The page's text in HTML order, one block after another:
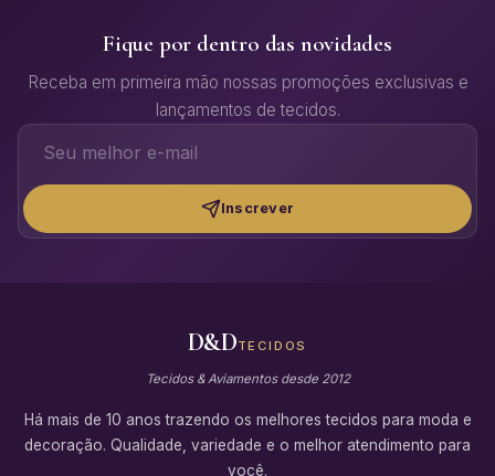
Fique por dentro das novidades
Receba em primeira mão nossas promoções exclusivas e
lançamentos de tecidos.
Inscrever
D&DTECIDOS
Tecidos & Aviamentos desde 2012
Há mais de 10 anos trazendo os melhores tecidos para moda e
decoração. Qualidade, variedade e o melhor atendimento para
você.